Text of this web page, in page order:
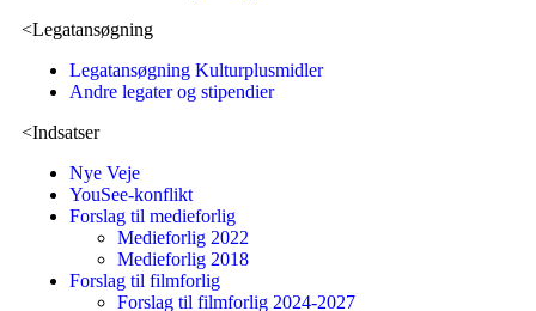
<Legatansøgning
Legatansøgning Kulturplusmidler
Andre legater og stipendier
<Indsatser
Nye Veje
YouSee-konflikt
Forslag til medieforlig
Medieforlig 2022
Medieforlig 2018
Forslag til filmforlig
Forslag til filmforlig 2024-2027